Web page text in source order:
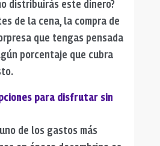
distribuirás este dinero?
de la cena, la compra de
que tengas pensada
porcentaje que cubra
para disfrutar sin
de los gastos más